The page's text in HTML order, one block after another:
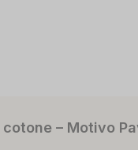
– Motivo